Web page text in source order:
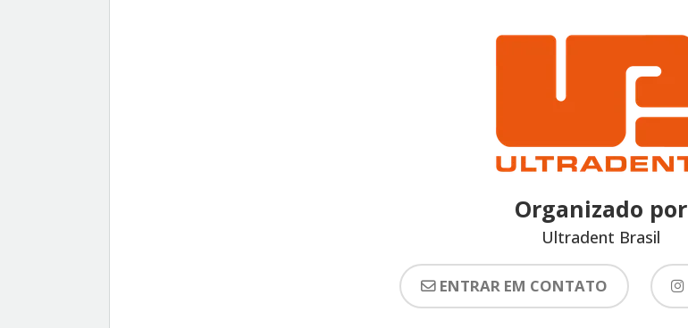
Organizado por
Ultradent Brasil
ENTRAR EM CONTATO